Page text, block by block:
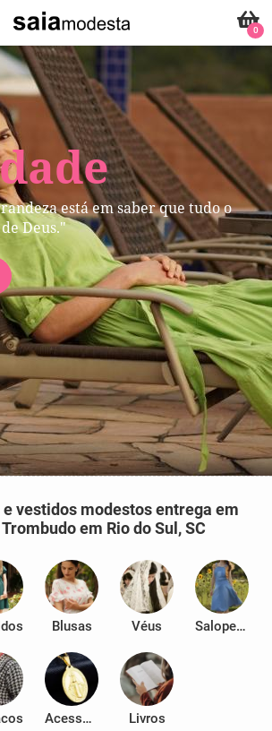
está em saber que tudo o
Deus."
0
e vestidos modestos entrega em
em Rio do Sul, SC
Blusas Véus Salopetes
Acessórios Livros